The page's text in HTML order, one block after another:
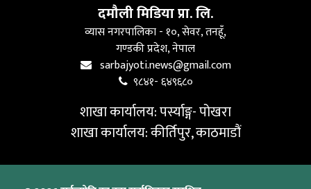
दमौली मिडिया प्रा. लि.
व्यास नगरपालिका - १०, सेवर, तनहूँ,
गण्डकी प्रदेश, नेपाल
sarbajyoti.news@gmail.com
९८४१- ६४९६८०
शाखा कार्यालय: पर्स्याङ्ग- पोखरा
शाखा कार्यालय: कीर्तिपुर, काठमाडौं